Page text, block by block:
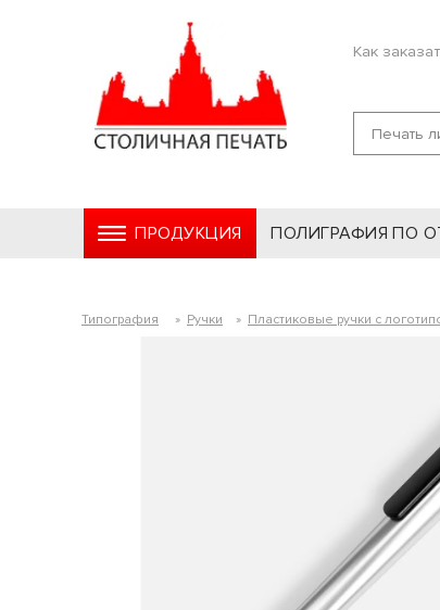
Как
ПРОДУКЦИЯ ПОЛИГРАФИЯ ПО
Типография » Ручки » Пластиковые ручки с